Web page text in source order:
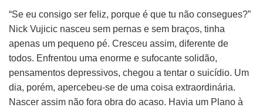
“Se eu consigo ser feliz, porque é que tu não consegues?”
Nick Vujicic nasceu sem pernas e sem braços, tinha
apenas um pequeno pé. Cresceu assim, diferente de
todos. Enfrentou uma enorme e sufocante solidão,
pensamentos depressivos, chegou a tentar o suicídio. Um
dia, porém, apercebeu-se de uma coisa extraordinária.
Nascer assim não fora obra do acaso. Havia um Plano à